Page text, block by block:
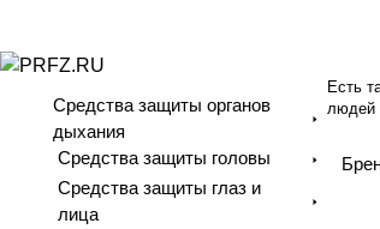
Есть
людей
Средства защиты органов
дыхания
Средства защиты головы
Средства защиты глаз и
лица